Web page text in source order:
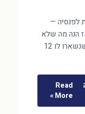
לפנסיה —
הנה מה שלא
נאמר: מי שבאמת בסיכון זה מי שנשארו לו 12
Read
More »